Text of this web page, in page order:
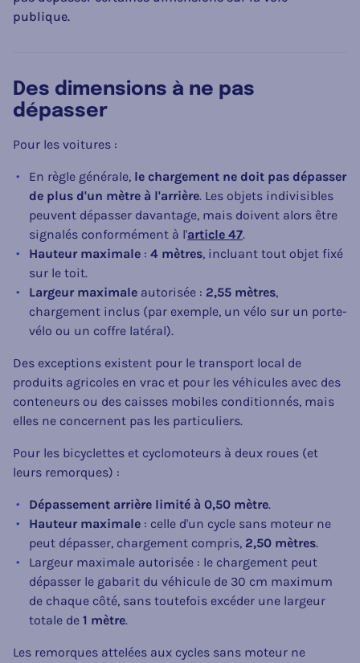
publique.
Des dimensions à ne pas
dépasser
Pour les voitures :
En règle générale, le chargement ne doit pas dépasser
de plus d'un mètre à l'arrière. Les objets indivisibles
peuvent dépasser davantage, mais doivent alors être
signalés conformément à l'article 47.
Hauteur maximale : 4 mètres, incluant tout objet fixé
sur le toit.
Largeur maximale autorisée : 2,55 mètres,
chargement inclus (par exemple, un vélo sur un porte-
vélo ou un coffre latéral).
Des exceptions existent pour le transport local de
produits agricoles en vrac et pour les véhicules avec des
conteneurs ou des caisses mobiles conditionnés, mais
elles ne concernent pas les particuliers.
Pour les bicyclettes et cyclomoteurs à deux roues (et
leurs remorques) :
Dépassement arrière limité à 0,50 mètre.
Hauteur maximale : celle d'un cycle sans moteur ne
peut dépasser, chargement compris, 2,50 mètres.
Largeur maximale autorisée : le chargement peut
dépasser le gabarit du véhicule de 30 cm maximum
de chaque côté, sans toutefois excéder une largeur
totale de 1 mètre.
Les remorques attelées aux cycles sans moteur ne